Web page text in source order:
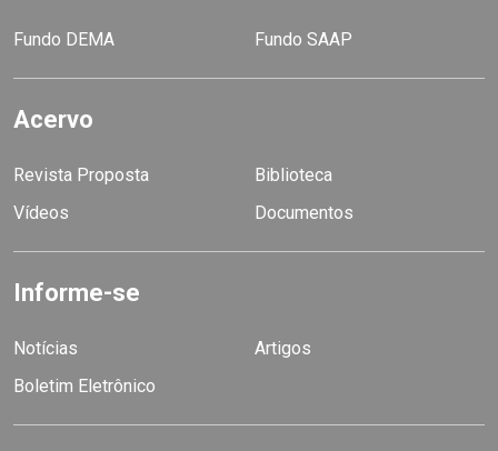
Fundo DEMA Fundo SAAP
Acervo
Revista Proposta
Biblioteca
Vídeos
Documentos
Informe-se
Notícias
Artigos
Boletim Eletrônico